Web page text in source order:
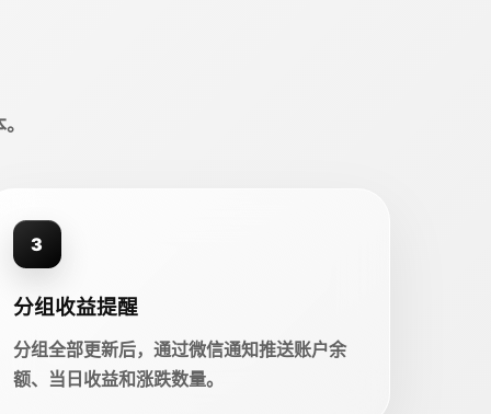
3
分组收益提醒
分组全部更新后，通过微信通知推送账户余
额、当日收益和涨跌数量。